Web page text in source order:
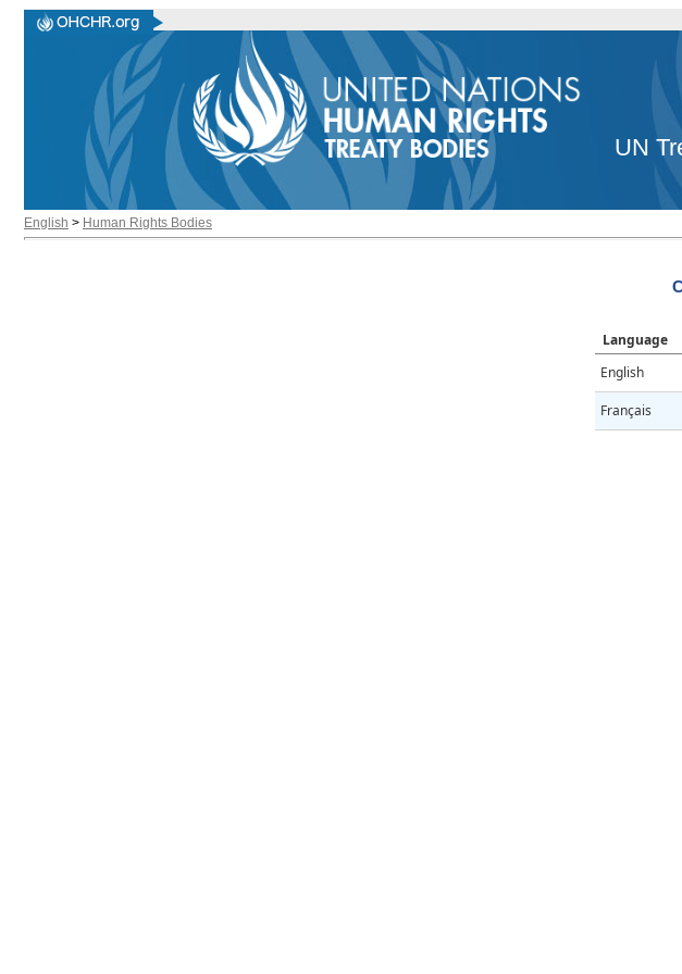
UN
English > Human Rights Bodies
Language
English
Français